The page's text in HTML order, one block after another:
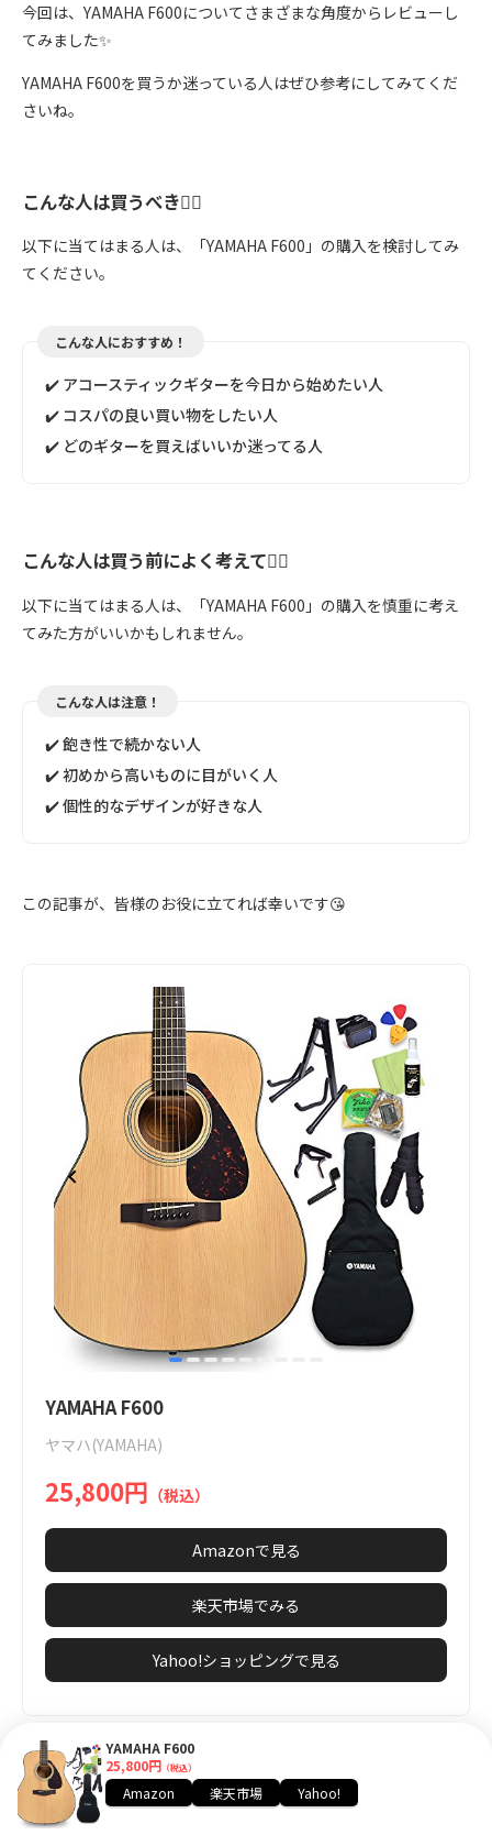
今回は、YAMAHA F600についてさまざまな角度からレビューし
てみました✨
YAMAHA F600を買うか迷っている人はぜひ参考にしてみてくだ
さいね。
こんな人は買うべき🙆‍♀️
以下に当てはまる人は、「YAMAHA F600」の購入を検討してみ
てください。
こんな人におすすめ！
✔️ アコースティックギターを今日から始めたい人
✔️ コスパの良い買い物をしたい人
✔️ どのギターを買えばいいか迷ってる人
こんな人は買う前によく考えて🙅‍♀️
以下に当てはまる人は、「YAMAHA F600」の購入を慎重に考え
てみた方がいいかもしれません。
こんな人は注意！
✔️ 飽き性で続かない人
✔️ 初めから高いものに目がいく人
✔️ 個性的なデザインが好きな人
この記事が、皆様のお役に立てれば幸いです😘
itemitemitemitemitem
1
9
YAMAHA F600
ヤマハ(YAMAHA)
25,800円 （税込）
Amazonで見る
楽天市場でみる
Yahoo!ショッピングで見る
YAMAHA F600
25,800円 （税込）
Amazon 楽天市場 Yahoo!